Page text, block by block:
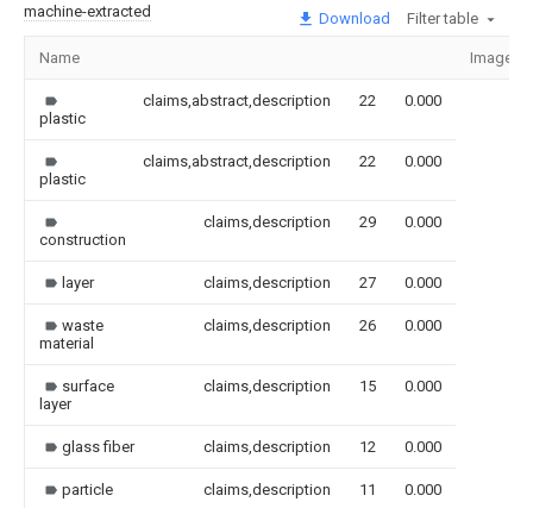
machine-extracted Download Filter table
Name Image
plastic
claims,abstract,description 22 0.000
plastic
claims,abstract,description 22 0.000
construction
claims,description 29 0.000
layer claims,description 27 0.000
waste
material
claims,description 26 0.000
surface
layer
claims,description 15 0.000
glass fiber claims,description 12 0.000
particle claims,description 11 0.000